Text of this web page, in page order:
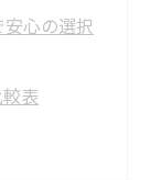
心の選択
表
れ